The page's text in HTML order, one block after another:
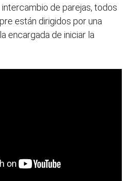
de parejas, todos
están dirigidos por una
encargada de iniciar la